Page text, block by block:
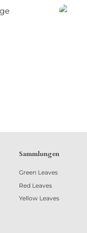
Sammlungen
Green Leaves
Red Leaves
Yellow Leaves